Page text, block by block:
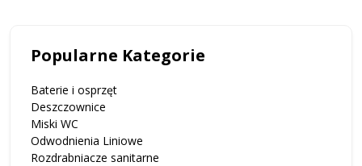
Popularne Kategorie
Baterie i osprzęt
Deszczownice
Miski WC
Odwodnienia Liniowe
Rozdrabniacze sanitarne